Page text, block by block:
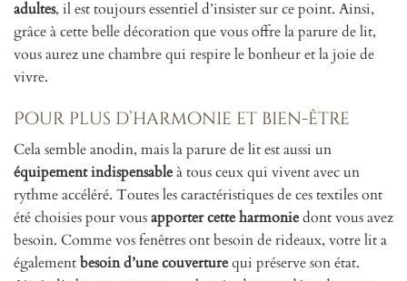
adultes, il est toujours essentiel d’insister sur ce point. Ainsi,
grâce à cette belle décoration que vous offre la parure de lit,
vous aurez une chambre qui respire le bonheur et la joie de
vivre.
Pour plus d’harmonie et bien-être
Cela semble anodin, mais la parure de lit est aussi un
équipement indispensableà tous ceux qui vivent avec un
rythme accéléré. Toutes les caractéristiques de ces textiles ont
été choisies pour vousapporter cette harmoniedont vous avez
besoin. Comme vos fenêtres ont besoin de rideaux, votre lit a
égalementbesoin d’une couverturequi préserve son état.